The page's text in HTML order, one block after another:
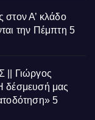
στον Α’ κλάδο
την Πέμπτη 5
Γιώργος
δέσμευσή μας
5